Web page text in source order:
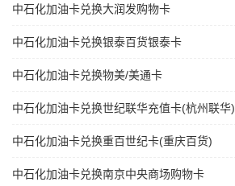
中石化加油卡兑换大润发购物卡
中石化加油卡兑换银泰百货银泰卡
中石化加油卡兑换物美/美通卡
中石化加油卡兑换世纪联华充值卡(杭州联华)
中石化加油卡兑换重百世纪卡(重庆百货)
中石化加油卡兑换南京中央商场购物卡